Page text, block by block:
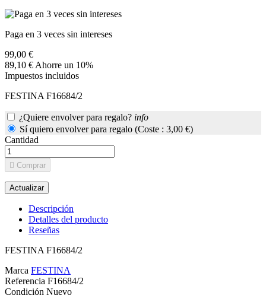
Paga en 3 veces sin intereses
99,00 €
89,10 €Ahorre un 10%
Impuestos incluidos
FESTINA F16684/2
¿Quiere envolver para regalo? info
Sí quiero envolver para regalo (Coste : 3,00 €)
Cantidad
 Comprar
Descripción
Detalles del producto
Reseñas
FESTINA F16684/2
Marca FESTINA
Referencia F16684/2
Condición Nuevo